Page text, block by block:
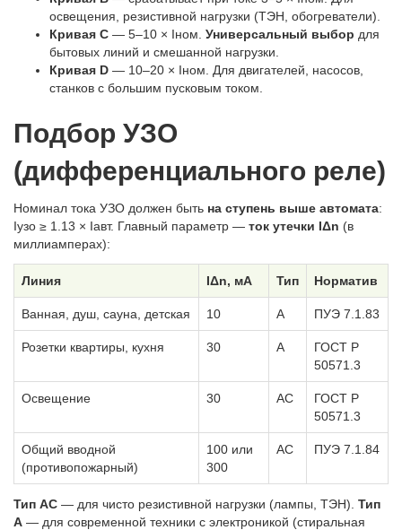
освещения, резистивной нагрузки (ТЭН, обогреватели).
Кривая C — 5–10 × Iном. Универсальный выбор для
бытовых линий и смешанной нагрузки.
Кривая D — 10–20 × Iном. Для двигателей, насосов,
станков с большим пусковым током.
Подбор УЗО
(дифференциального реле)
Номинал тока УЗО должен быть на ступень выше автомата:
Iузо ≥ 1.13 × Iавт. Главный параметр — ток утечки IΔn (в
миллиамперах):
Линия IΔn, мА Тип Норматив
Ванная, душ, сауна, детская 10 A ПУЭ 7.1.83
Розетки квартиры, кухня 30 A
ГОСТ Р
50571.3
Освещение 30 AC
ГОСТ Р
50571.3
Общий вводной
(противопожарный)
100 или
300
AC ПУЭ 7.1.84
Тип AC — для чисто резистивной нагрузки (лампы, ТЭН). Тип
A — для современной техники с электроникой (стиральная